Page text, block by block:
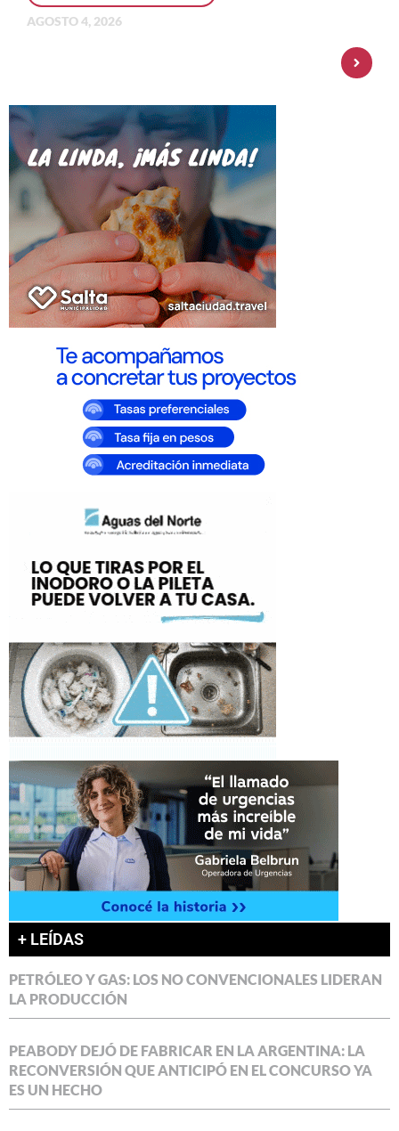
AGOSTO 4, 2026
+ LEÍDAS
PETRÓLEO Y GAS: LOS NO CONVENCIONALES LIDERAN
LA PRODUCCIÓN
PEABODY DEJÓ DE FABRICAR EN LA ARGENTINA: LA
RECONVERSIÓN QUE ANTICIPÓ EN EL CONCURSO YA
ES UN HECHO